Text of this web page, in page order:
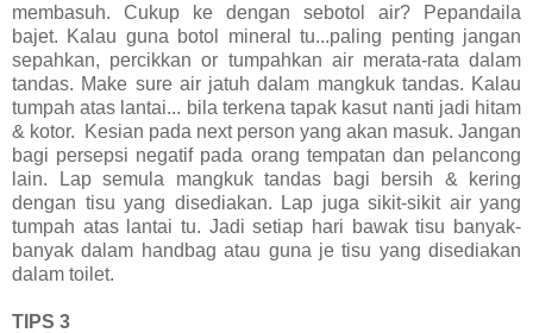
membasuh. Cukup ke dengan sebotol air? Pepandaila
bajet. Kalau guna botol mineral tu...paling penting jangan
sepahkan, percikkan or tumpahkan air merata-rata dalam
tandas. Make sure air jatuh dalam mangkuk tandas. Kalau
tumpah atas lantai... bila terkena tapak kasut nanti jadi hitam
& kotor. Kesian pada next person yang akan masuk. Jangan
bagi persepsi negatif pada orang tempatan dan pelancong
lain. Lap semula mangkuk tandas bagi bersih & kering
dengan tisu yang disediakan. Lap juga sikit-sikit air yang
tumpah atas lantai tu. Jadi setiap hari bawak tisu banyak-
banyak dalam handbag atau guna je tisu yang disediakan
dalam toilet.
TIPS 3